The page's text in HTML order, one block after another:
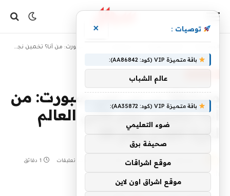
مسابقة بي بي سي سبورت: من أنا؟ تخمين نجم كأس العالم لكرة القدم رقم 28
مسابقة بي بي سي سبورت: من
أنا؟ تخمين نجم كأس العالم
لكرة القدم رقم 28
SHJ4ALL لا توجد تعليقات 1 دقائق
0
توصيات : ×
باقة متميزة VIP (كود: AA86842):
عالم الشباب
باقة متميزة VIP (كود: AA35872):
ضوء التعليمي
صحيفة برق
موقع اشراقات
موقع اشراق اون لاين